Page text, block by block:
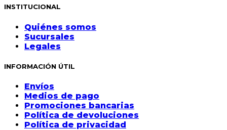
INSTITUCIONAL
Quiénes somos
Sucursales
Legales
INFORMACIÓN ÚTIL
Envíos
Medios de pago
Promociones bancarias
Política de devoluciones
Política de privacidad